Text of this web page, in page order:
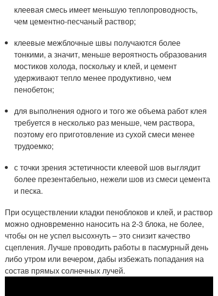
клеевая смесь имеет меньшую теплопроводность,
чем цементно-песчаный раствор;
клеевые межблочные швы получаются более
тонкими, а значит, меньше вероятность образования
мостиков холода, поскольку и клей, и цемент
удерживают тепло менее продуктивно, чем
пенобетон;
для выполнения одного и того же объема работ клея
требуется в несколько раз меньше, чем раствора,
поэтому его приготовление из сухой смеси менее
трудоемко;
с точки зрения эстетичности клеевой шов выглядит
более презентабельно, нежели шов из смеси цемента
и песка.
При осуществлении кладки пеноблоков и клей, и раствор
можно одновременно наносить на 2-3 блока, не более,
чтобы он не успел высохнуть – это снизит качество
сцепления. Лучше проводить работы в пасмурный день
либо утром или вечером, дабы избежать попадания на
состав прямых солнечных лучей.